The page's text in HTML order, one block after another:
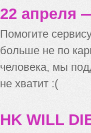
22 апреля
Помогите
больше не по
человека, мы
не хватит :(
HK WILL